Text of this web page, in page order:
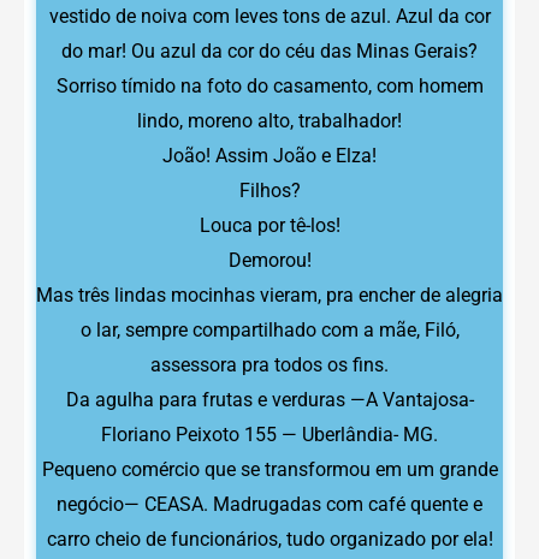
vestido de noiva com leves tons de azul. Azul da cor
do mar! Ou azul da cor do céu das Minas Gerais?
Sorriso tímido na foto do casamento, com homem
lindo, moreno alto, trabalhador!
João! Assim João e Elza!
Filhos?
Louca por tê-los!
Demorou!
Mas três lindas mocinhas vieram, pra encher de alegria
o lar, sempre compartilhado com a mãe, Filó,
assessora pra todos os fins.
Da agulha para frutas e verduras —A Vantajosa-
Floriano Peixoto 155 — Uberlândia- MG.
Pequeno comércio que se transformou em um grande
negócio— CEASA. Madrugadas com café quente e
carro cheio de funcionários, tudo organizado por ela!